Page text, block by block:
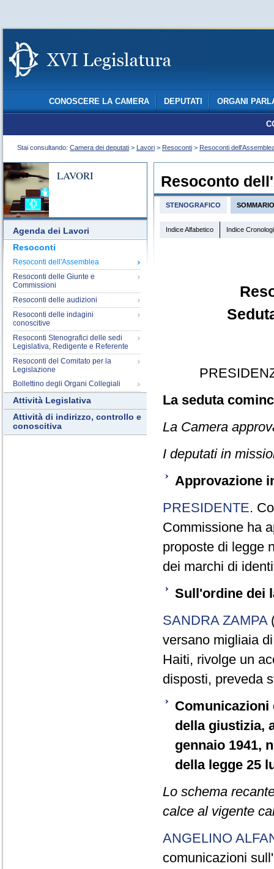
CONOSCERE LA CAMERA DEPUTATI ORGANI
Stai consultando: Camera dei deputati > Lavori > Resoconti > Resoconti
LAVORI
Agenda dei Lavori
Resoconti
Resoconti dell'Assemblea
Resoconti delle Giunte e
Commissioni
Resoconti delle audizioni
Resoconti delle indagini
conoscitive
Resoconti Stenografici delle sedi
Legislativa, Redigente e Referente
Resoconti del Comitato per la
Legislazione
Bollettino degli Organi Collegiali
Attività Legislativa
Attività di indirizzo, controllo e
conoscitiva
Resoconto
STENOGRAFICO SOMMARIO
Indice Alfabetico Indice
La seduta
La Camera
I deputati in
Approvazione
PRESIDENTE.
Commissione ha
proposte di legge
dei marchi di
Sull'ordine dei
SANDRA ZAMPA
versano migliaia
Haiti, rivolge un
disposti, preveda
della giustizia,
gennaio 1941,
della legge 25
Lo schema
calce al vigente
ANGELINO
comunicazioni